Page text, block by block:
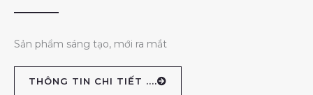
Sản phẩm sáng tạo, mới ra mắt
THÔNG TIN CHI TIẾT ....